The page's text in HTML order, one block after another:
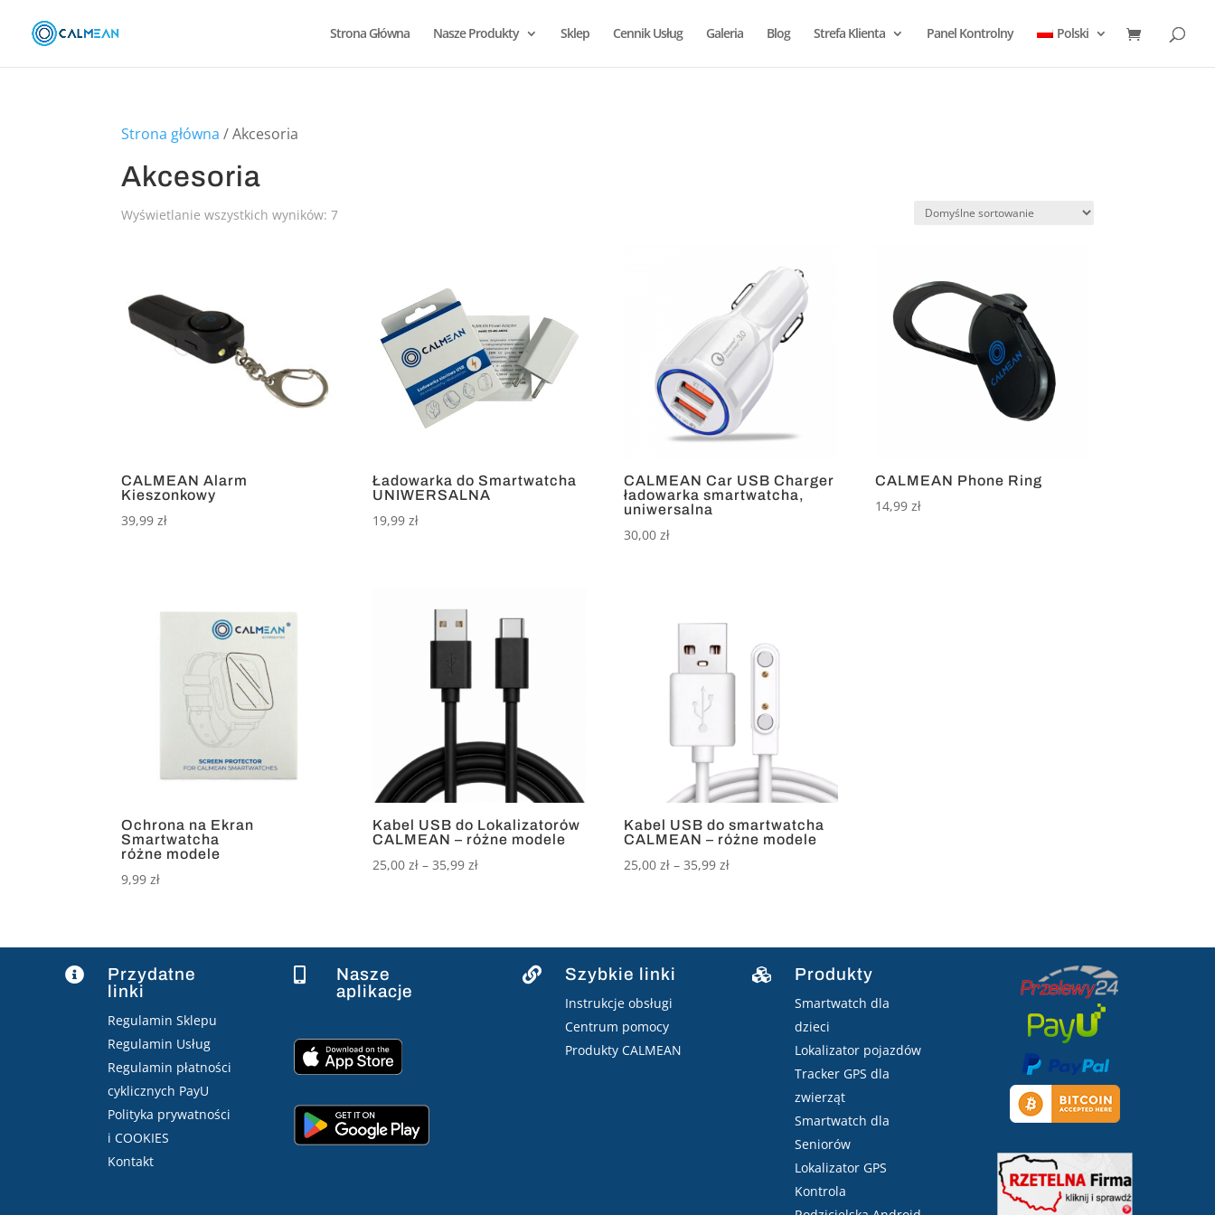
Strona Główna Nasze Produkty Sklep Cennik Usług Galeria Blog Strefa Klienta Panel Kontrolny Polski
Strona główna / Akcesoria
Akcesoria
Wyświetlanie wszystkich wyników: 7
CALMEAN Alarm
Kieszonkowy
39,99zł
Ładowarka do Smartwatcha
UNIWERSALNA
19,99zł
CALMEAN Car USB Charger
ładowarka smartwatcha,
uniwersalna
30,00zł
CALMEAN Phone Ring
14,99zł
Ochrona na Ekran
Smartwatcha
różne modele
9,99zł
Kabel USB do Lokalizatorów
CALMEAN – różne modele
25,00zł – 35,99złZakres
do
Kabel USB do smartwatcha
CALMEAN – różne modele
25,00zł – 35,99złZakres
do
35,99 zł

Przydatne
linki
Regulamin Sklepu
Regulamin Usług
Regulamin płatności
cyklicznych PayU
Polityka prywatności
i COOKIES
Kontakt

Nasze
aplikacje
 Szybkie linki
Instrukcje obsługi
Centrum pomocy
Produkty CALMEAN
 Produkty
Smartwatch dla
dzieci
Lokalizator pojazdów
Tracker GPS dla
zwierząt
Smartwatch dla
Seniorów
Lokalizator GPS
Kontrola